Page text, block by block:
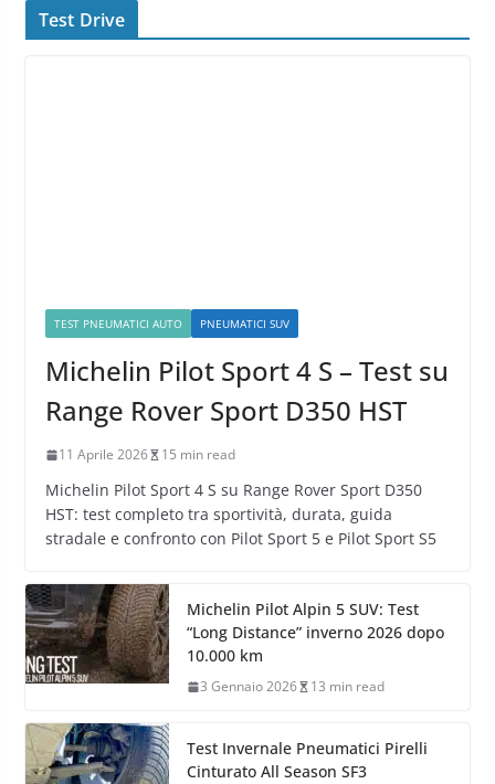
Test Drive
TEST PNEUMATICI AUTO PNEUMATICI SUV
Michelin Pilot Sport 4 S – Test su
Range Rover Sport D350 HST
11 Aprile 2026 15 min read
Michelin Pilot Sport 4 S su Range Rover Sport D350
HST: test completo tra sportività, durata, guida
stradale e confronto con Pilot Sport 5 e Pilot Sport S5
Michelin Pilot Alpin 5 SUV: Test
“Long Distance” inverno 2026 dopo
10.000 km
3 Gennaio 2026 13 min read
Test Invernale Pneumatici Pirelli
Cinturato All Season SF3